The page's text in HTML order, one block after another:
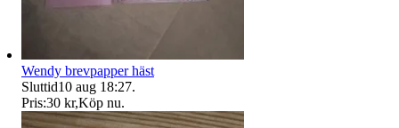
Wendy brevpapper häst
Sluttid10 aug 18:27.
Pris:30 kr,Köp nu.